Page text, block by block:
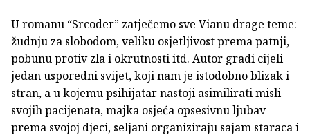
U romanu “Srcoder” zatječemo sve Vianu drage teme:
žudnju za slobodom, veliku osjetljivost prema patnji,
pobunu protiv zla i okrutnosti itd. Autor gradi cijeli
jedan usporedni svijet, koji nam je istodobno blizak i
stran, a u kojemu psihijatar nastoji asimilirati misli
svojih pacijenata, majka osjeća opsesivnu ljubav
prema svojoj djeci, seljani organiziraju sajam staraca i